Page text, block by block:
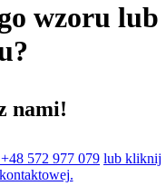
wzoru lub
nami!
572 977 079 lub kliknij